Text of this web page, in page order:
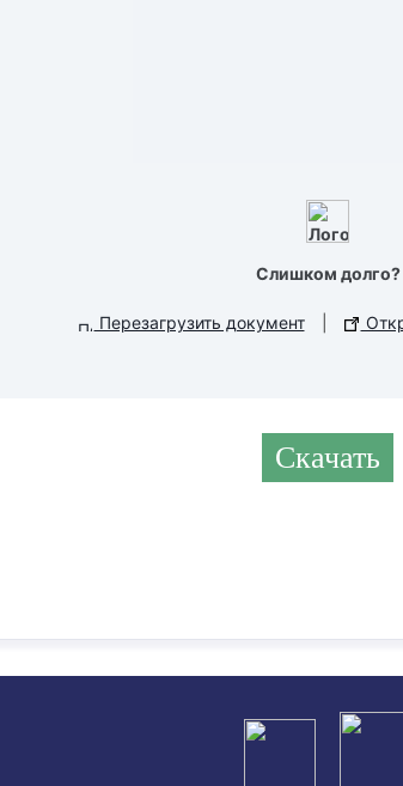
Слишком долго?
Перезагрузить документ
Скачать